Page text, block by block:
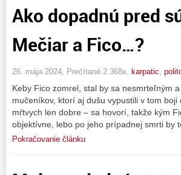
Ako dopadnú pred
Mečiar a Fico…?
26. mája 2024, Prečítané 2 368x, karpatic,
Keby Fico zomrel, stal by sa nesmrteľným
mučeníkov, ktorí aj dušu vypustili v tom
mŕtvych len dobre – sa hovorí, takže kým
objektívne, lebo po jeho prípadnej smrti by
Pokračovanie článku